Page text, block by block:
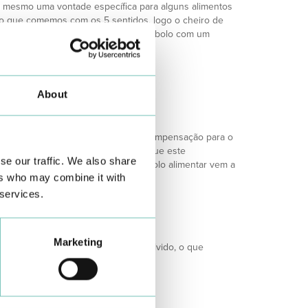
About
our traffic. We also share
who may combine it with
Marketing
uma vontade específica para alguns alimentos
que comemos com os 5 sentidos, logo o cheiro de
de almoçar), bem como um bolo com um
na comida o prazer ou a compensação para o
emoção se recorre à comida. Só que este
porque associada a um descontrolo alimentar vem a
seja possível);
estava a fazer, quem estava envolvido, o que